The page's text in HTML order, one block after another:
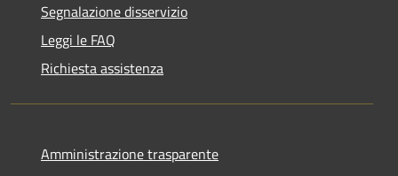
Segnalazione disservizio
Leggi le FAQ
Richiesta assistenza
Amministrazione trasparente